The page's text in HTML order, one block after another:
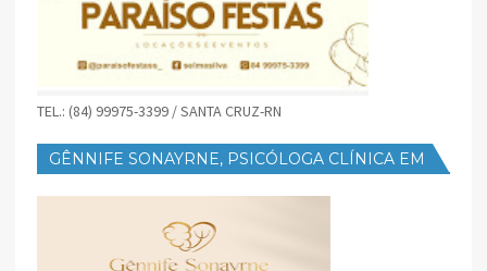
TEL.: (84) 99975-3399 / SANTA CRUZ-RN
GÊNNIFE SONAYRNE, PSICÓLOGA CLÍNICA EM